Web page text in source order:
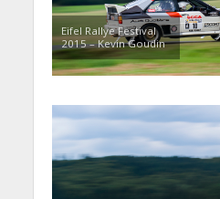
Eifel Rallye Festival
2015 – Kevin Goudin